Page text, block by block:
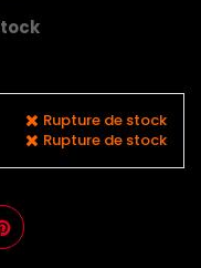
Rupture de stock
Rupture de stock